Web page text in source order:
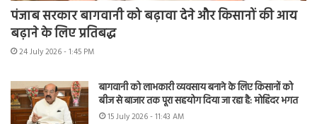
पंजाब सरकार बागवानी को बढ़ावा देने और किसानों की आय
बढ़ाने के लिए प्रतिबद्ध
24 July 2026 - 1:45 PM
बागवानी को लाभकारी व्यवसाय बनाने के लिए किसानों को
बीज से बाजार तक पूरा सहयोग दिया जा रहा है: मोहिंदर भगत
15 July 2026 - 11:43 AM